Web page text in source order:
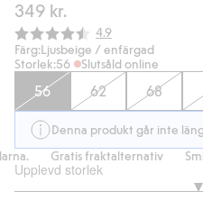
349 kr.
Snittbetyg:
4.9
Färg:Ljusbeige / enfärgad
Storlek:56 Slutsåld online
56 62 68
Denna produkt går inte
Gratis fraktalternativ
Upplevd storlek